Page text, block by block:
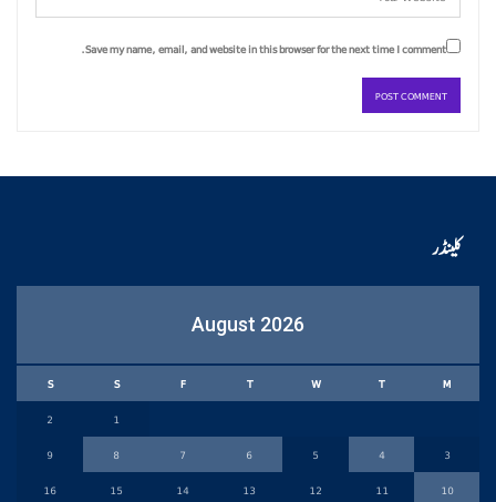
Save my name, email, and website in this browser for the next time I comment.
کلینڈر
August 2026
M
T
W
T
F
S
S
1
2
3
4
5
6
7
8
9
10
11
12
13
14
15
16